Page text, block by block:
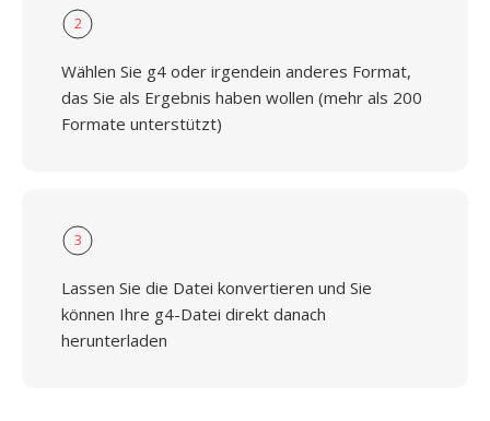
2
Wählen Sie g4 oder irgendein anderes Format,
das Sie als Ergebnis haben wollen (mehr als 200
Formate unterstützt)
3
Lassen Sie die Datei konvertieren und Sie
können Ihre g4-Datei direkt danach
herunterladen